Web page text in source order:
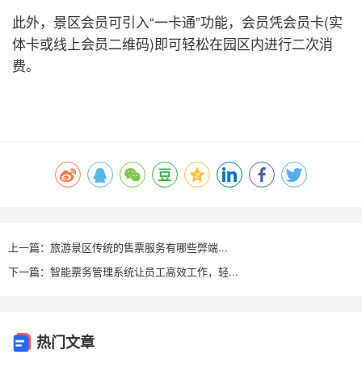
此外，景区会员可引入“一卡通”功能，会员凭会员卡(实
体卡或线上会员二维码)即可轻松在园区内进行二次消
费。
上一篇：旅游景区传统的售票服务有哪些弊端...
下一篇：智能票务管理系统让员工高效工作，轻...
热门文章